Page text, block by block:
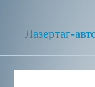
Лазертаг-